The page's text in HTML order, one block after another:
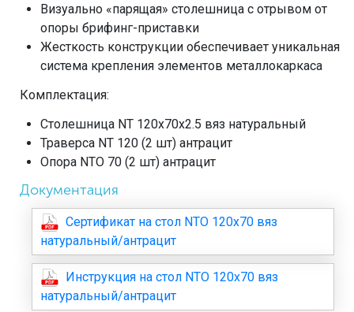
Визуально «парящая» столешница с отрывом от
опоры брифинг-приставки
Жесткость конструкции обеспечивает уникальная
система крепления элементов металлокаркаса
Комплектация:
Столешница NT 120х70х2.5 вяз натуральный
Траверса NT 120 (2 шт) антрацит
Опора NTO 70 (2 шт) антрацит
Документация
Сертификат на стол NTO 120x70 вяз
натуральный/антрацит
Инструкция на стол NTO 120x70 вяз
натуральный/антрацит